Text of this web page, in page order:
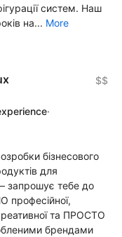
систем. Наш
на... More
$$
·
бізнесового
для
запрошує тебе до
професійної,
та ПРОСТО
брендами